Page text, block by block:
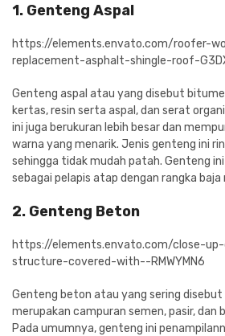
1. Genteng Aspal
https://elements.envato.com/roofer-
replacement-asphalt-shingle-roof-
Genteng aspal atau yang disebut
kertas, resin serta aspal, dan serat
ini juga berukuran lebih besar dan
warna yang menarik. Jenis genteng ini
sehingga tidak mudah patah. Genteng
sebagai pelapis atap dengan rangka baja
2. Genteng Beton
https://elements.envato.com/close-
structure-covered-with--RMWYMN6
Genteng beton atau yang sering
merupakan campuran semen, pasir, dan
Pada umumnya, genteng ini